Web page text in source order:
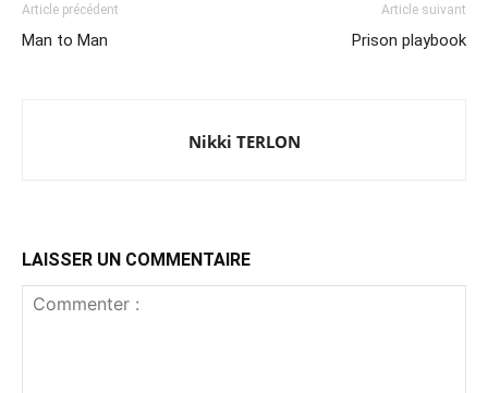
Article précédent
Man to Man
Article suivant
Prison playbook
Nikki TERLON
LAISSER UN COMMENTAIRE